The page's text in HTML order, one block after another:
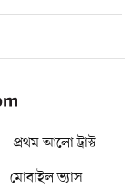
প্রথম আলো ট্রাস্ট
মোবাইল ভ্যাস